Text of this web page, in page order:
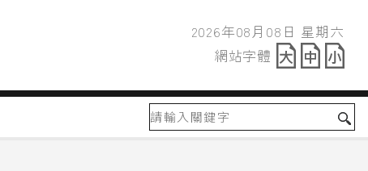
2026年08月08日
網站字體
2026年08月08日 星期六
網站字體